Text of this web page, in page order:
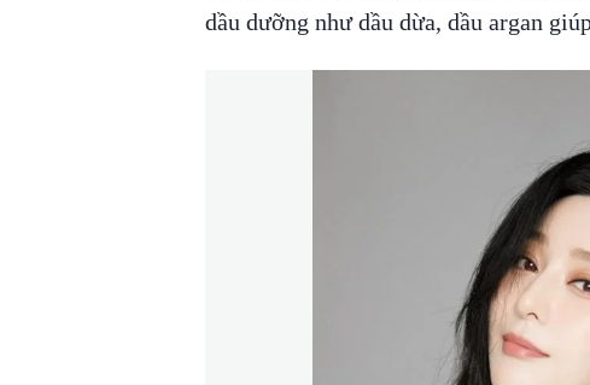
dầu dưỡng như dầu dừa, dầu argan